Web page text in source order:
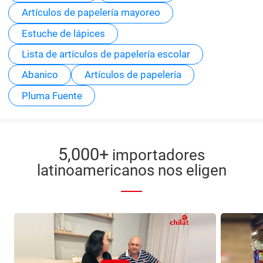
Artículos de papelería mayoreo
Estuche de lápices
Lista de artículos de papelería escolar
Abanico
Artículos de papelería
Pluma Fuente
5,000+ importadores
latinoamericanos nos eligen